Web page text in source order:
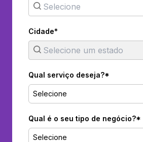
Cidade*
Qual serviço deseja?*
Selecione
Qual é o seu tipo de negócio?*
Selecione